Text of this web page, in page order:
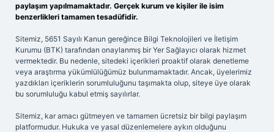
paylaşım yapılmamaktadır. Gerçek kurum ve kişiler ile isim
benzerlikleri tamamen tesadüfidir.
Sitemiz, 5651 Sayılı Kanun gereğince Bilgi Teknolojileri ve İletişim
Kurumu (BTK) tarafından onaylanmış bir Yer Sağlayıcı olarak hizmet
vermektedir. Bu nedenle, sitedeki içerikleri proaktif olarak denetleme
veya araştırma yükümlülüğümüz bulunmamaktadır. Ancak, üyelerimiz
yazdıkları içeriklerin sorumluluğunu taşımakta olup, siteye üye olarak
bu sorumluluğu kabul etmiş sayılırlar.
Sitemiz, kar amacı gütmeyen ve tamamen ücretsiz bir bilgi paylaşım
platformudur. Hukuka ve yasal düzenlemelere aykırı olduğunu